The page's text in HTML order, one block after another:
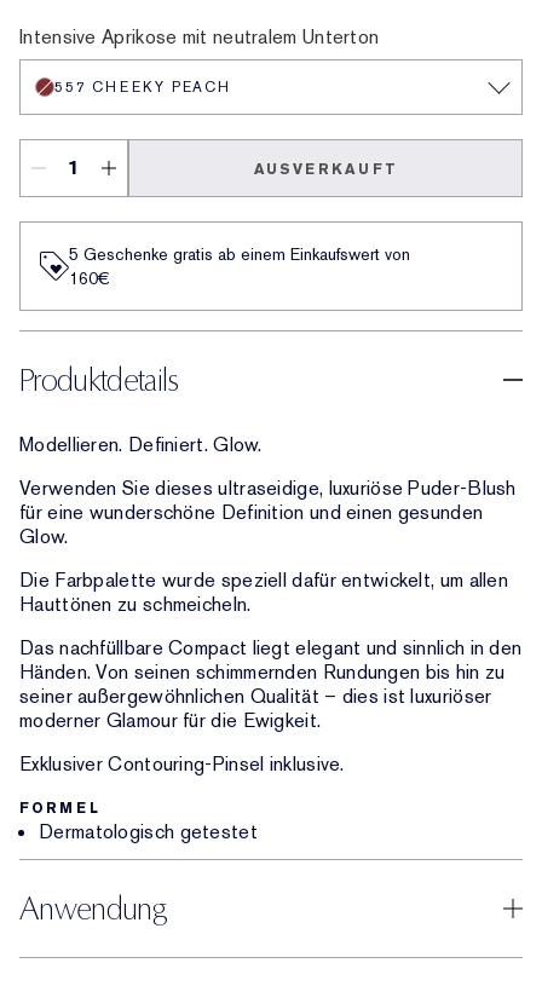
Intensive Aprikose mit neutralem Unterton
557 CHEEKY PEACH
AUSVERKAUFT
5 Geschenke gratis ab einem Einkaufswert von
160€​
Produktdetails
Modellieren. Definiert. Glow.
Verwenden Sie dieses ultraseidige, luxuriöse Puder-Blush
für eine wunderschöne Definition und einen gesunden
Glow.
Die Farbpalette wurde speziell dafür entwickelt, um allen
Hauttönen zu schmeicheln.
Das nachfüllbare Compact liegt elegant und sinnlich in den
Händen. Von seinen schimmernden Rundungen bis hin zu
seiner außergewöhnlichen Qualität – dies ist luxuriöser
moderner Glamour für die Ewigkeit.
Exklusiver Contouring-Pinsel inklusive.
FORMEL
Dermatologisch getestet
Anwendung